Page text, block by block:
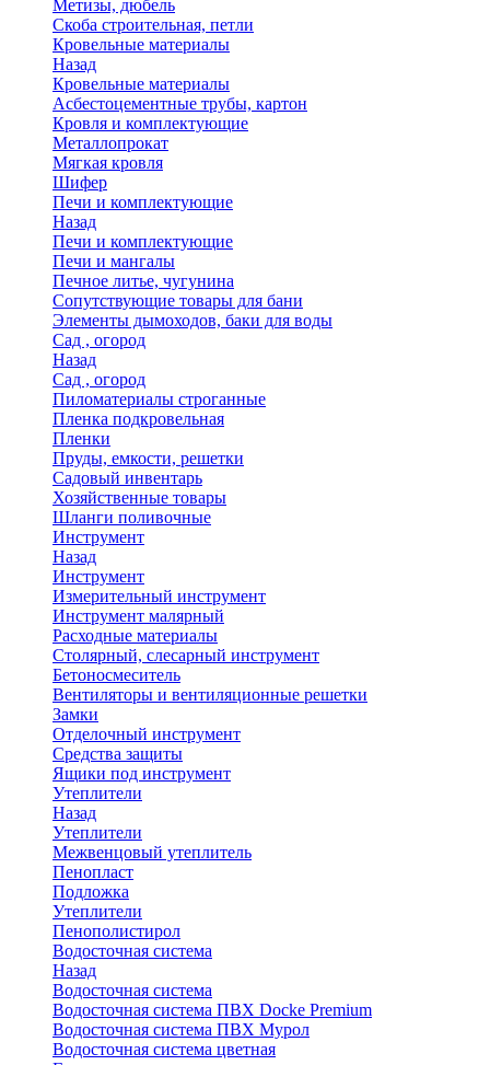
Метизы, дюбель
Скоба строительная, петли
Кровельные материалы
Назад
Кровельные материалы
Асбестоцементные трубы, картон
Кровля и комплектующие
Металлопрокат
Мягкая кровля
Шифер
Печи и комплектующие
Назад
Печи и комплектующие
Печи и мангалы
Печное литье, чугунина
Сопутствующие товары для бани
Элементы дымоходов, баки для воды
Сад , огород
Назад
Сад , огород
Пиломатериалы строганные
Пленка подкровельная
Пленки
Пруды, емкости, решетки
Садовый инвентарь
Хозяйственные товары
Шланги поливочные
Инструмент
Назад
Инструмент
Измерительный инструмент
Инструмент малярный
Расходные материалы
Столярный, слесарный инструмент
Бетоносмеситель
Вентиляторы и вентиляционные решетки
Замки
Отделочный инструмент
Средства защиты
Ящики под инструмент
Утеплители
Назад
Утеплители
Межвенцовый утеплитель
Пенопласт
Подложка
Утеплители
Пенополистирол
Водосточная система
Назад
Водосточная система
Водосточная система ПВХ Docke Premium
Водосточная система ПВХ Мурол
Водосточная система цветная